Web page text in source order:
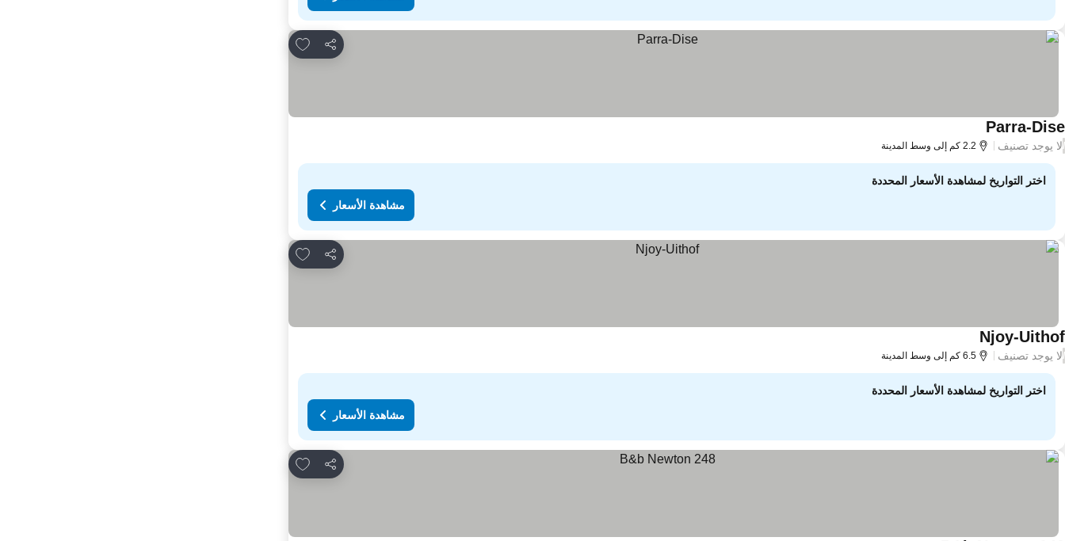
مشاركة
Add to favorites
Parra-Dise
/لا يوجد تصنيف 2.2 كم إلى وسط المدينة
اختر التواريخ لمشاهدة الأسعار المحددة
مشاهدة الأسعار
مشاركة
Add to favorites
Njoy-Uithof
/لا يوجد تصنيف 6.5 كم إلى وسط المدينة
اختر التواريخ لمشاهدة الأسعار المحددة
مشاهدة الأسعار
مشاركة
Add to favorites